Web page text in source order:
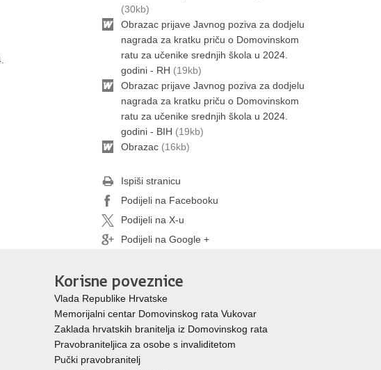
(30kb)
Obrazac prijave Javnog poziva za dodjelu
nagrada za kratku priču o Domovinskom
ratu za učenike srednjih škola u 2024.
godini - RH (19kb)
Obrazac prijave Javnog poziva za dodjelu
nagrada za kratku priču o Domovinskom
ratu za učenike srednjih škola u 2024.
godini - BIH (19kb)
Obrazac (16kb)
Ispiši stranicu
Podijeli na Facebooku
Podijeli na X-u
Podijeli na Google +
Korisne poveznice
Vlada Republike Hrvatske
Memorijalni centar Domovinskog rata Vukovar
Zaklada hrvatskih branitelja iz Domovinskog rata
Pravobraniteljica za osobe s invaliditetom
Pučki pravobranitelj